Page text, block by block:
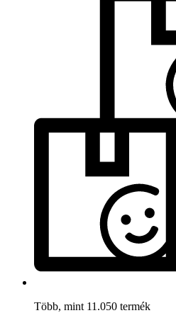
Több, mint 11.050 termék